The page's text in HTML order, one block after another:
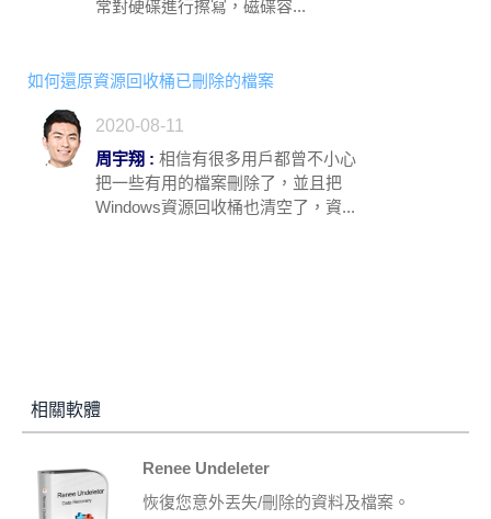
常對硬碟進行擦寫，磁碟容...
如何還原資源回收桶已刪除的檔案
2020-08-11
周宇翔 : 相信有很多用戶都曾不小心
把一些有用的檔案刪除了，並且把
Windows資源回收桶也清空了，資...
相關軟體
Renee Undeleter
恢復您意外丟失/刪除的資料及檔案。